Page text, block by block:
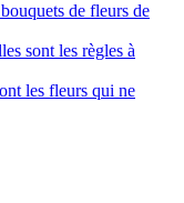
de fleurs de
sont les règles à
les fleurs qui ne